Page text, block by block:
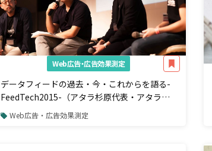
Web広告・広告効果測定
データフィードの過去・今・これからを語る-
FeedTech2015-（アタラ杉原代表・アタラ岡
田氏・アナグラム阿部氏・フィードフォース川
Web広告・広告効果測定